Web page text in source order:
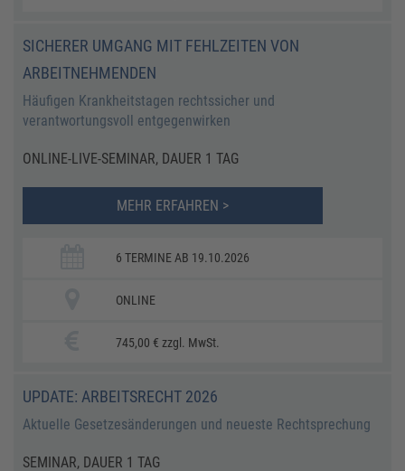
SICHERER UMGANG MIT FEHLZEITEN VON
ARBEITNEHMENDEN
Häufigen Krankheitstagen rechtssicher und
verantwortungsvoll entgegenwirken
ONLINE-LIVE-SEMINAR, DAUER 1 TAG
MEHR ERFAHREN >
6 TERMINE AB 19.10.2026
ONLINE
745,00 € zzgl. MwSt.
UPDATE: ARBEITSRECHT 2026
Aktuelle Gesetzesänderungen und neueste Rechtsprechung
SEMINAR, DAUER 1 TAG